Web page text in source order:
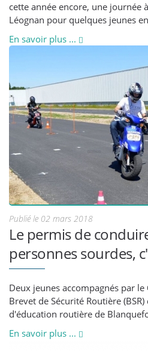
cette année encore, une journée
Léognan pour quelques jeunes
En savoir plus ...
Publié le 02 mars 2018
Le permis de
personnes sourdes,
Deux jeunes accompagnés par le
Brevet de Sécurité Routière
d'éducation routière de
En savoir plus ...